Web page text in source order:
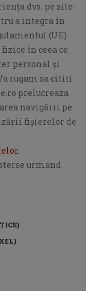
dvs. pe site-
a integra în
(UE)
în ceea ce
personal și
rugam sa cititi
prelucreaza
navigării pe
fişierelor de
.
urmand